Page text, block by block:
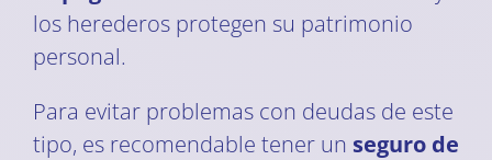
los herederos protegen su patrimonio
personal.
Para evitar problemas con deudas de este
tipo, es recomendable tener un seguro de